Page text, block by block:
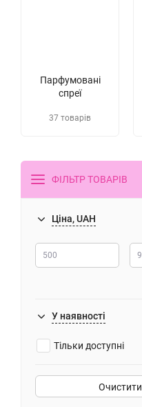
Парфумовані
спреї
37 товарів
ФІЛЬТР ТОВАРІВ
Ціна, UAH
У наявності
Тільки доступні
Очистити